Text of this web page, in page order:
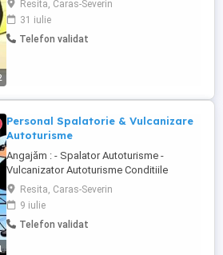
.
Resita, Caras-Severin
31 iulie
Telefon validat
Personal Spalatorie & Vulcanizare
Autoturisme
Angajăm : - Spalator Autoturisme -
Vulcanizator Autoturisme Conditiile
salariale se discuta la locatie. Necesita
experiență ! pentru mai multe detalii sau la
locație. Nu raspundem la mesaje !
Resita, Caras-Severin
9 iulie
Telefon validat